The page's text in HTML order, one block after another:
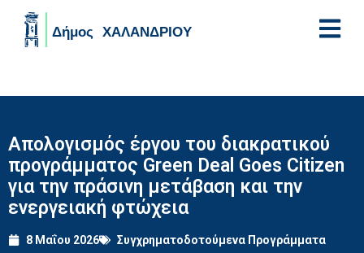
Απολογισμός έργου του διακρατικού
προγράμματος Green Deal Goes Citizen
για την πράσινη μετάβαση και την
ενεργειακή φτώχεια
8 Μαΐου 2026 Συγχρηματοδοτούμενα Προγράμματα